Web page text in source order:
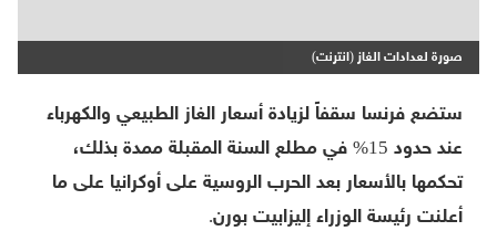
صورة لعدادات الغاز (انترنت)
ستضع فرنسا سقفاً لزيادة أسعار الغاز الطبيعي والكهرباء
عند حدود 15% في مطلع السنة المقبلة ممدة بذلك،
تحكمها بالأسعار بعد الحرب الروسية على أوكرانيا على ما
أعلنت رئيسة الوزراء إليزابيت بورن.